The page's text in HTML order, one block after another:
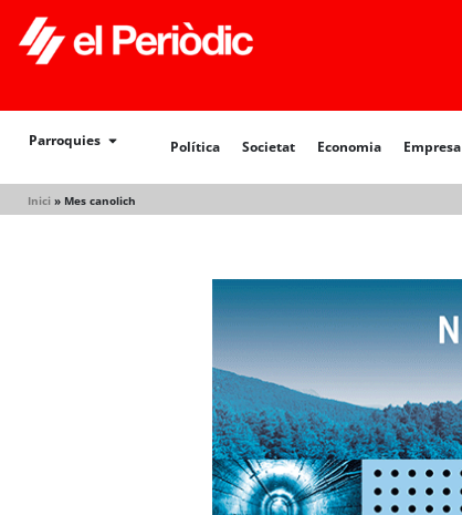
Parroquies Política Societat Economia Empresa
Inici » Mes canolich
Política Societat